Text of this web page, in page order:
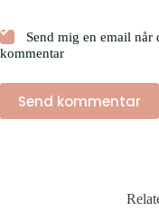
Send mig en email
kommentar
Send kommentar